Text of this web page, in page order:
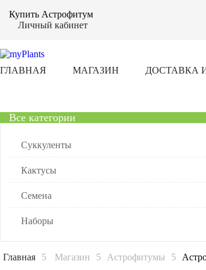
Купить Астрофитум
Личный кабинет
ГЛАВНАЯ МАГАЗИН ДОСТАВКА
Все категории
Суккуленты
Кактусы
Семена
Наборы
Главная Магазин Астрофитумы